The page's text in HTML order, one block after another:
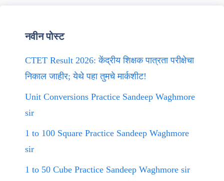
नवीन पोस्ट
CTET Result 2026: केंद्रीय शिक्षक पात्रता परीक्षेचा
निकाल जाहीर; येथे पहा तुमचे मार्कशीट!
Unit Conversions Practice Sandeep Waghmore
sir
1 to 100 Square Practice Sandeep Waghmore
sir
1 to 50 Cube Practice Sandeep Waghmore sir